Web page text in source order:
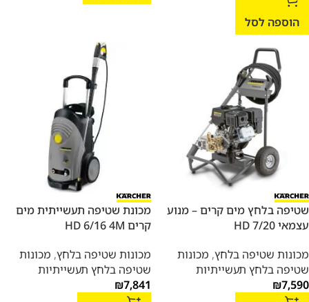
הוספה לסל
שטיפה בלחץ מים קרים – מנוע
עצמאי HD 7/20
מכונות שטיפה בלחץ, מכונות
שטיפה בלחץ תעשייתיות
₪7,590
מכונת שטיפה תעשייתית מים
קרים HD 6/16 4M
מכונות שטיפה בלחץ, מכונות
שטיפה בלחץ תעשייתיות
₪7,841